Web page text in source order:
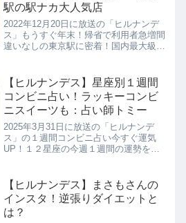
駅の駅ナカ大人気店
2022年12月20日に放送の「ヒルナンデ
ス」もうすぐ年末！帰省で利用者急増間
違いなしの東京駅に密着！国内最大級の
いるんです！そこで、東京駅の４つの巨
大エキチカ施設に密...
【ヒルナンデス】星座別１週間
コンビニ占い！ラッキーコンビ
ニスイーツも：占い師トミー
2025年3月31日に放送の「ヒルナンデ
ス」の１週間コンビニ占い今すぐ運気
UP！１２星座の今週１週間の運勢をラ
なたのラッキーコンビニスイーツは？今
人気の占い師トミーさん...
【ヒルナンデス】まさもさんの
インスタ！逆張りダイエットと
は？